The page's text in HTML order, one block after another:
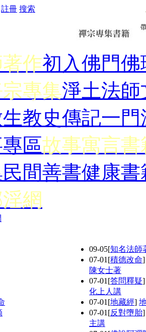
註冊 搜索
作初入佛門佛
專集淨土法師
教史傳記一門
區故事寓言書
民間善書健康書
網
09-05[知名法師
07-01 [積德改命
陳女士著
07-01 [答問釋疑
化上人講
07-01 [地藏經]
07-01 [反對墮胎
主講